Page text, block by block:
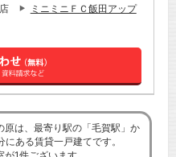
ミニミニＦＣ飯田アップ
原は、最寄り駅の「毛賀駅」か
にある賃貸一戸建てです。